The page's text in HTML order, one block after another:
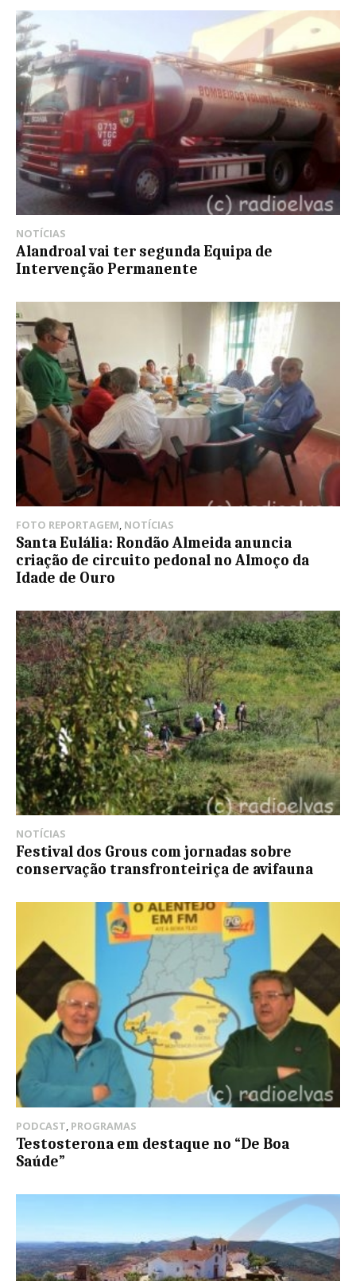
NOTÍCIAS
Alandroal vai ter segunda Equipa de
Intervenção Permanente
FOTO REPORTAGEM, NOTÍCIAS
Santa Eulália: Rondão Almeida anuncia
criação de circuito pedonal no Almoço da
Idade de Ouro
NOTÍCIAS
Festival dos Grous com jornadas sobre
conservação transfronteiriça de avifauna
PODCAST PROGRAMAS
Testosterona em destaque no “De Boa
Saúde”